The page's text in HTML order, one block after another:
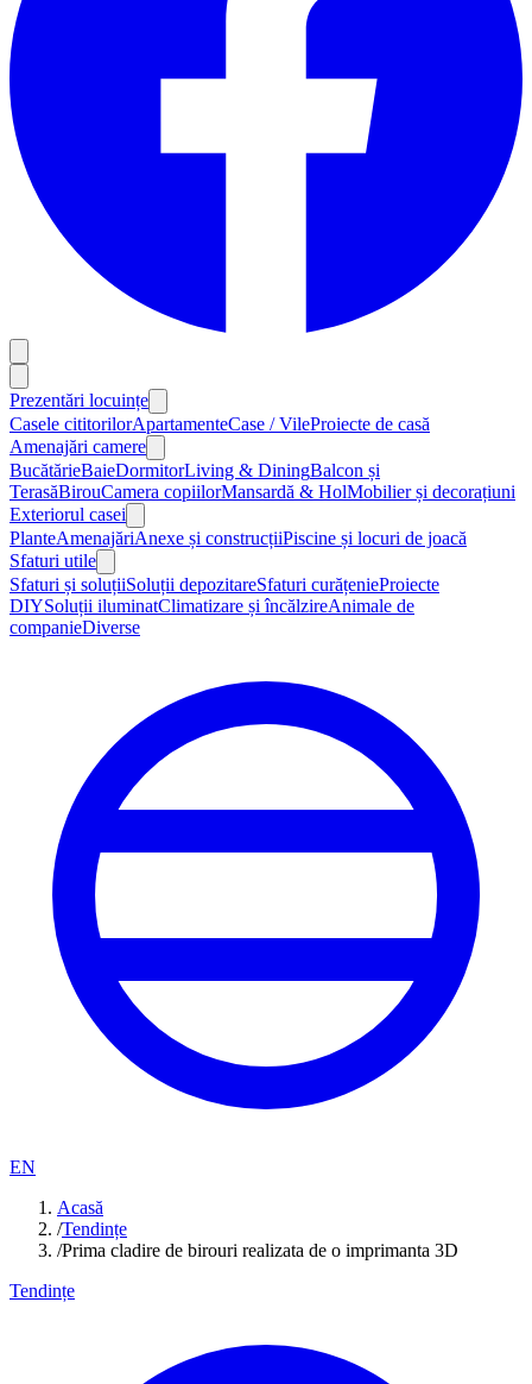
Prezentări locuințe
Casele cititorilorApartamenteCase / VileProiecte de casă
Amenajări camere
BucătărieBaieDormitorLiving & DiningBalcon și
TerasăBirouCamera copiilorMansardă & HolMobilier și decorațiuni
Exteriorul casei
PlanteAmenajăriAnexe și construcțiiPiscine și locuri de joacă
Sfaturi utile
Sfaturi și soluțiiSoluții depozitareSfaturi curățenieProiecte
DIYSoluții iluminatClimatizare și încălzireAnimale de
companieDiverse
EN
Acasă
/Tendințe
/Prima cladire de birouri realizata de o imprimanta 3D
Tendințe